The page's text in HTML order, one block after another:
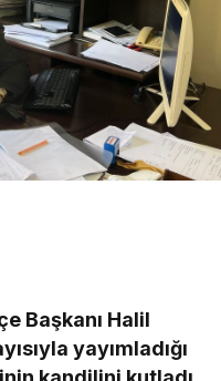
Başkanı Halil
yayımladığı